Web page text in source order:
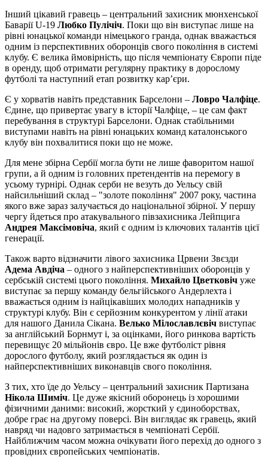
Інший цікавий гравець – центральний захисник мюнхенської
Баварії U-19 Любко Пулічіч. Поки що він виступає лише на
рівні юнацької команди німецького гранда, однак вважається
одним із перспективних оборонців свого покоління в системі
клубу. Є велика ймовірність, що після чемпіонату Європи піде
в оренду, щоб отримати регулярну практику в дорослому
футболі та наступний етап розвитку кар’єри.
Є у хорватів навіть представник Барселони – Ловро Чалфіце.
Єдине, що привертає увагу в історії Чалфіце, – це сам факт
перебування в структурі Барселони. Однак стабільними
виступами навіть на рівні юнацьких команд каталонського
клубу він похвалитися поки що не може.
Для мене збірна Сербії могла бути не лише фаворитом нашої
групи, а й одним із головних претендентів на перемогу в
усьому турнірі. Однак серби не везуть до Уельсу свій
найсильніший склад – "золоте покоління" 2007 року, частина
якого вже зараз залучається до національної збірної. У першу
чергу йдеться про атакувального півзахисника Лейпцига
Андрея Максімовіча, який є одним із ключових талантів цієї
генерації.
Також варто відзначити лівого захисника Црвени Звєзди
Адема Авдіча – одного з найперспективніших оборонців у
сербській системі цього покоління. Михайло Цветковіч уже
виступає за першу команду бельгійського Андерлехта і
вважається одним із найцікавіших молодих нападників у
структурі клубу. Він є серйозним конкурентом у лінії атаки
для нашого Данила Сікана. Велько Мілославлєвіч виступає
за англійський Борнмут і, за оцінками, його ринкова вартість
перевищує 20 мільйонів євро. Це вже футболіст рівня
дорослого футболу, який розглядається як один із
найперспективніших виконавців свого покоління.
З тих, хто їде до Уельсу – центральний захисник Партизана
Нікола Шиміч. Це дуже якісний оборонець із хорошими
фізичними даними: високий, жорсткий у єдиноборствах,
добре грає на другому поверсі. Він виглядає як гравець, який
навряд чи надовго затримається в чемпіонаті Сербії.
Найближчим часом можна очікувати його перехід до одного з
провідних європейських чемпіонатів.